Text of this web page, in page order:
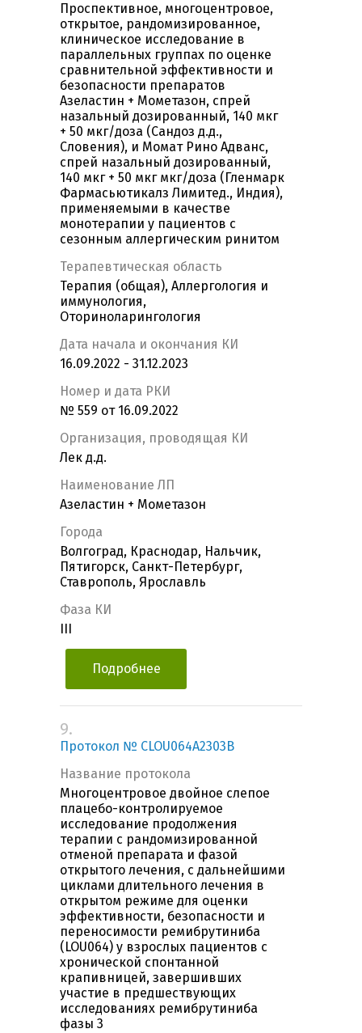
Проспективное, многоцентровое,
открытое, рандомизированное,
клиническое исследование в
параллельных группах по оценке
сравнительной эффективности и
безопасности препаратов
Азеластин + Мометазон, спрей
назальный дозированный, 140 мкг
+ 50 мкг/доза (Сандоз д.д.,
Словения), и Момат Рино Адванс,
спрей назальный дозированный,
140 мкг + 50 мкг мкг/доза (Гленмарк
Фармасьютикалз Лимитед., Индия),
применяемыми в качестве
монотерапии у пациентов с
сезонным аллергическим ринитом
Терапевтическая область
Терапия (общая), Аллергология и
иммунология,
Оториноларингология
Дата начала и окончания КИ
16.09.2022 - 31.12.2023
Номер и дата РКИ
№ 559 от 16.09.2022
Организация, проводящая КИ
Лек д.д.
Наименование ЛП
Азеластин + Мометазон
Города
Волгоград, Краснодар, Нальчик,
Пятигорск, Санкт-Петербург,
Ставрополь, Ярославль
Фаза КИ
Подробнее
9.
Протокол № CLOU064A2303B
Название протокола
Многоцентровое двойное слепое
плацебо-контролируемое
исследование продолжения
терапии с рандомизированной
отменой препарата и фазой
открытого лечения, с дальнейшими
циклами длительного лечения в
открытом режиме для оценки
эффективности, безопасности и
переносимости ремибрутиниба
(LOU064) у взрослых пациентов с
хронической спонтанной
крапивницей, завершивших
участие в предшествующих
исследованиях ремибрутиниба
фазы 3